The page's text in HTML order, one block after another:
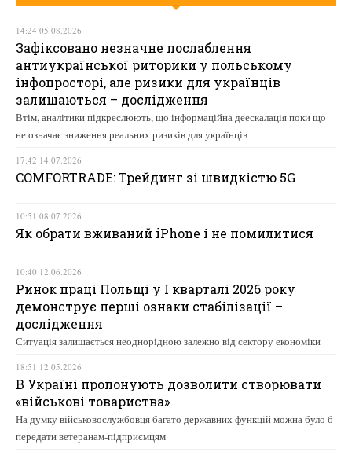
14:24 05.08.2026
Зафіксовано незначне послаблення
антиукраїнської риторики у польському
інфопросторі, але ризики для українців
залишаються – дослідження
Втім, аналітики підкреслюють, що інформаційна деескалація поки що
не означає зниження реальних ризиків для українців
17:42 14.07.2026
COMFORTRADE: Трейдинг зі швидкістю 5G
10:51 08.07.2026
Як обрати вживаний iPhone і не помилитися
10:40 12.06.2026
Ринок праці Польщі у І кварталі 2026 року
демонструє перші ознаки стабілізації –
дослідження
Ситуація залишається неоднорідною залежно від сектору економіки
18:51 12.05.2026
В Україні пропонують дозволити створювати
«військові товариства»
На думку військовослужбовця багато державних функцій можна було б
передати ветеранам-підприємцям